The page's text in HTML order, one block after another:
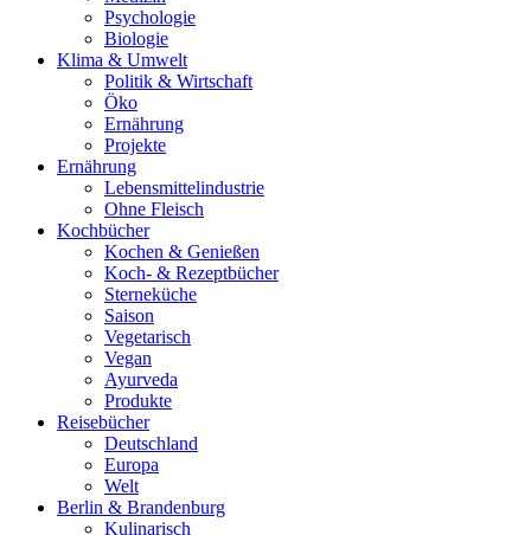
Psychologie
Biologie
Klima & Umwelt
Politik & Wirtschaft
Öko
Ernährung
Projekte
Ernährung
Lebensmittelindustrie
Ohne Fleisch
Kochbücher
Kochen & Genießen
Koch- & Rezeptbücher
Sterneküche
Saison
Vegetarisch
Vegan
Ayurveda
Produkte
Reisebücher
Deutschland
Europa
Welt
Berlin & Brandenburg
Kulinarisch